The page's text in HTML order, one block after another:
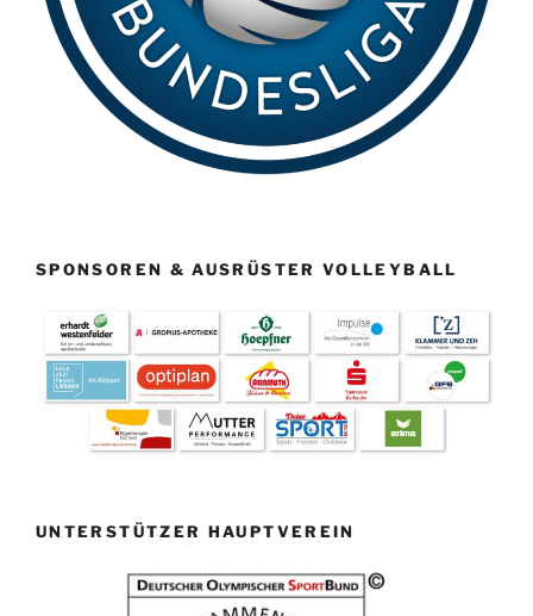
SPONSOREN & AUSRÜSTER VOLLEYBALL
UNTERSTÜTZER HAUPTVEREIN